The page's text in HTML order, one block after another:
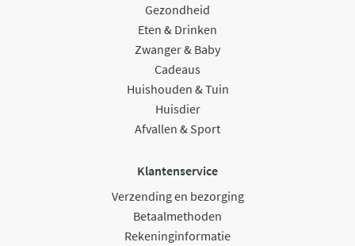
Gezondheid
Eten & Drinken
Zwanger & Baby
Cadeaus
Huishouden & Tuin
Huisdier
Afvallen & Sport
Klantenservice
Verzending en bezorging
Betaalmethoden
Rekeninginformatie